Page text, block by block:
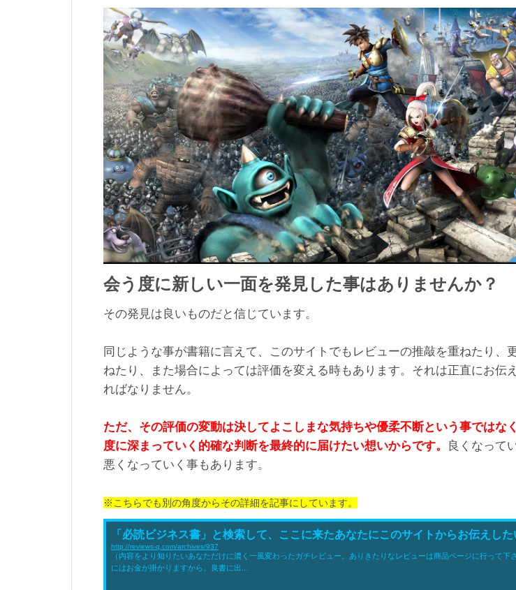
会う度に新しい一面を発見した事はありませんか？
その発見は良いものだと信じています。
同じような事が書籍に言えて、このサイトでもレビューの推敲を重ねたり、
ねたり、また場合によっては評価を変える時もあります。それは正直にお伝
ればなりません。
ただ、その評価の変動は決してよこしまな気持ちや優柔不断という事ではな
度に深まっていく的確な判断を最終的に届けたい想いからです。
良くなって
悪くなっていく事もあります。
※こちらでも別の角度からその詳細を記事にしています。
「必読ビジネス書」と検索して、ここに来たあなたにこのサイトからお伝えした
http://reviews-q.com/archives/937
（内容をより知りたいあなただけに濃く一風変わったガチレビュー。ありきたりなレビューは商品ページに行って下
にはお金が掛かりますから、良書に出...